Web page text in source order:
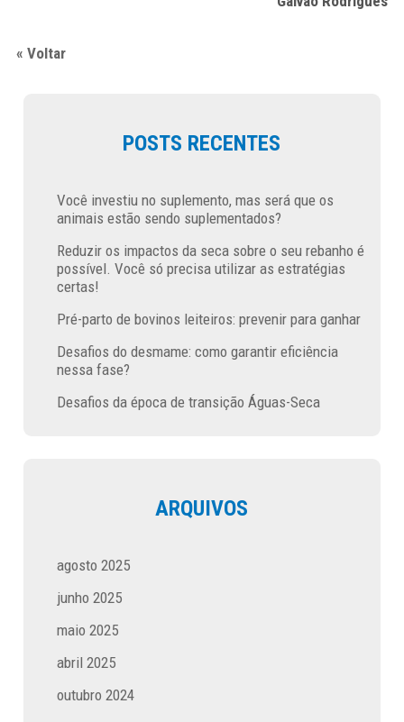
« Voltar
POSTS RECENTES
Você investiu no suplemento, mas será que os
animais estão sendo suplementados?
Reduzir os impactos da seca sobre o seu rebanho é
possível. Você só precisa utilizar as estratégias
certas!
Pré-parto de bovinos leiteiros: prevenir para ganhar
Desafios do desmame: como garantir eficiência
nessa fase?
Desafios da época de transição Águas-Seca
ARQUIVOS
agosto 2025
junho 2025
maio 2025
abril 2025
outubro 2024